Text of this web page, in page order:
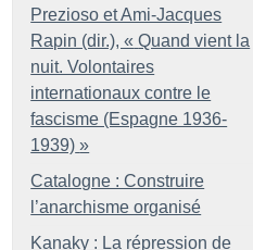
Prezioso et Ami-Jacques
Rapin (dir.), « Quand vient la
nuit. Volontaires
internationaux contre le
fascisme (Espagne 1936-
1939) »
Catalogne : Construire
l’anarchisme organisé
Kanaky : La répression de